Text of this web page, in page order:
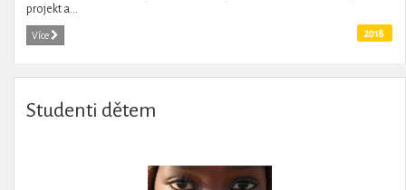
projekt a...
Více 2018
Studenti dětem